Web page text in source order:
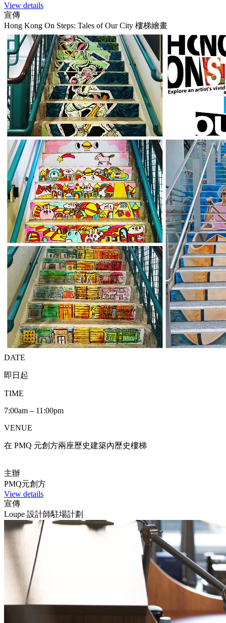
View details
宣傳
Hong Kong On Steps: Tales of Our City 樓梯繪畫
DATE
即日起
TIME
7:00am – 11:00pm
VENUE
在 PMQ 元創方兩座歷史建築內歷史樓梯
主辦
PMQ元創方
View details
宣傳
Loupe 設計師駐場計劃